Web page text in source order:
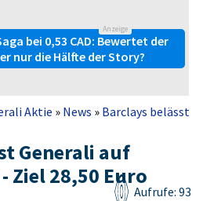
Anzeige
bei 0,53 CAD: Bewertet der
nur die Hälfte der Story?
Aktie » News » Barclays belässt
Generali auf
Ziel 28,50 Euro
Aufrufe: 93